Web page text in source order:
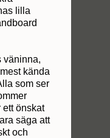
lilla
väninna,
kända
som ser
ett önskat
säga att
och